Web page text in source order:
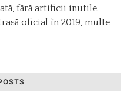
fără artificii inutile.
oficial în 2019, multe